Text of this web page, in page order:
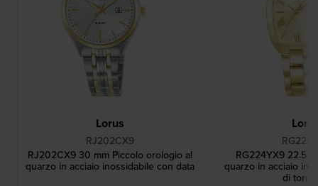
Lorus
RJ202CX9
RJ202CX9 30 mm Piccolo orologio al
quarzo in acciaio inossidabile con data
RG224YX9 22.5
quarzo in acciaio
di